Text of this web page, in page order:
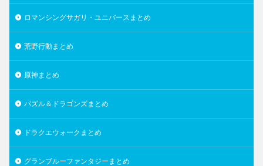
ロマンシングサガリ・ユニバースまとめ
荒野行動まとめ
原神まとめ
パズル＆ドラゴンズまとめ
ドラクエウォークまとめ
グランブルーファンタジーまとめ